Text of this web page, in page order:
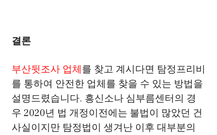
결론
부산뒷조사 업체를 찾고 계시다면 탐정프리비
를 통하여 안전한 업체를 찾을 수 있는 방법을
설명드렸습니다. 흥신소나 심부름센터의 경
우 2020년 법 개정이전에는 불법이 많았던 건
사실이지만 탐정법이 생겨난 이후 대부분의